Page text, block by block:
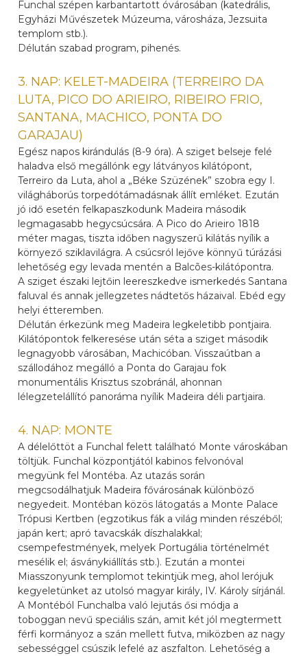
Funchal szépen karbantartott óvárosában (katedrális,
Egyházi Művészetek Múzeuma, városháza, Jezsuita
templom stb.).
Délután szabad program, pihenés.
3. NAP: KELET-MADEIRA (TERREIRO DA
LUTA, PICO DO ARIEIRO, RIBEIRO FRIO,
SANTANA, MACHICO, PONTA DO
GARAJAU)
Egész napos kirándulás (8-9 óra). A sziget belseje felé
haladva első megállónk egy látványos kilátópont,
Terreiro da Luta, ahol a „Béke Szüzének” szobra egy I.
világháborús torpedótámadásnak állít emléket. Ezután
jó idő esetén felkapaszkodunk Madeira második
legmagasabb hegycsúcsára. A Pico do Arieiro 1818
méter magas, tiszta időben nagyszerű kilátás nyílik a
környező sziklavilágra. A csúcsról lejőve könnyű túrázási
lehetőség egy levada mentén a Balcões-kilátópontra.
A sziget északi lejtőin leereszkedve ismerkedés Santana
faluval és annak jellegzetes nádtetős házaival. Ebéd egy
helyi étteremben.
Délután érkezünk meg Madeira legkeletibb pontjaira.
Kilátópontok felkeresése után séta a sziget második
legnagyobb városában, Machicóban. Visszaútban a
szállodához megálló a Ponta do Garajau fok
monumentális Krisztus szobránál, ahonnan
lélegzetelállító panoráma nyílik Madeira déli partjaira.
4. NAP: MONTE
A délelőttöt a Funchal felett található Monte városkában
töltjük. Funchal központjától kabinos felvonóval
megyünk fel Montéba. Az utazás során
megcsodálhatjuk Madeira fővárosának különböző
negyedeit. Montéban közös látogatás a Monte Palace
Trópusi Kertben (egzotikus fák a világ minden részéből;
japán kert; apró tavacskák díszhalakkal;
csempefestmények, melyek Portugália történelmét
mesélik el; ásványkiállítás stb.). Ezután a montei
Miasszonyunk templomot tekintjük meg, ahol lerójuk
kegyeletünket az utolsó magyar király, IV. Károly sírjánál.
A Montéból Funchalba való lejutás ősi módja a
toboggan nevű speciális szán, amit két jól megtermett
férfi kormányoz a szán mellett futva, miközben az nagy
sebességgel csúszik lefelé az aszfalton. Lehetőség a